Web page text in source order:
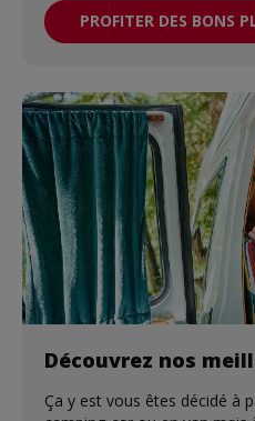
PROFITER DES BONS
Découvrez nos
Ça y est vous êtes décidé à